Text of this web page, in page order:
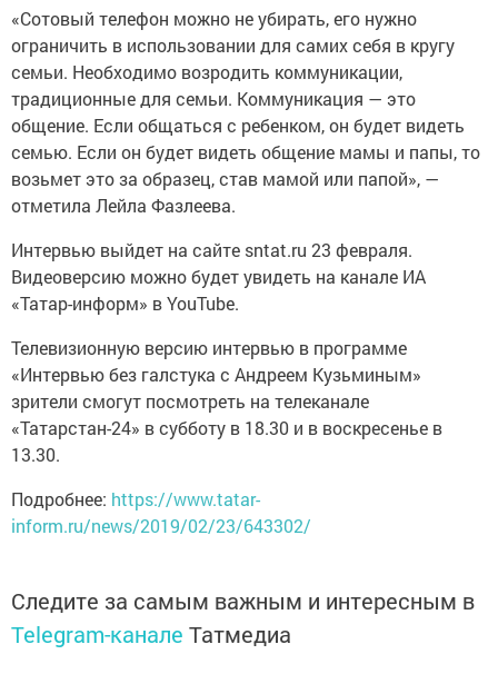
«Сотовый телефон можно не убирать, его нужно
ограничить в использовании для самих себя в кругу
семьи. Необходимо возродить коммуникации,
традиционные для семьи. Коммуникация — это
общение. Если общаться с ребенком, он будет видеть
семью. Если он будет видеть общение мамы и папы, то
возьмет это за образец, став мамой или папой», —
отметила Лейла Фазлеева.
Интервью выйдет на сайте sntat.ru 23 февраля.
Видеоверсию можно будет увидеть на канале ИА
«Татар-информ» в YouTube.
Телевизионную версию интервью в программе
«Интервью без галстука с Андреем Кузьминым»
зрители смогут посмотреть на телеканале
«Татарстан-24» в субботу в 18.30 и в воскресенье в
13.30.
Подробнее: https://www.tatar-
inform.ru/news/2019/02/23/643302/
Следите за самым важным и интересным в
Telegram-канале Татмедиа